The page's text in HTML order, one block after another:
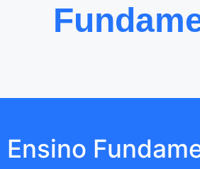
Ensino